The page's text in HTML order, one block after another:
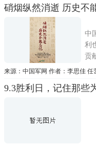
降
一
硝烟纵然消逝 历史不
中
利
贡
日
中
来源：中国军网 作者：李思佳 任
9.3胜利日，记住那些